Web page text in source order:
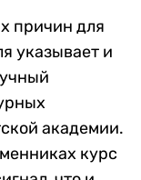
причин для
указывает и
академии.
курс